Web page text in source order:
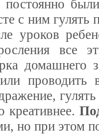
постоянно
с ним
уроков
все
домашнего
или
креативнее.
но при этом